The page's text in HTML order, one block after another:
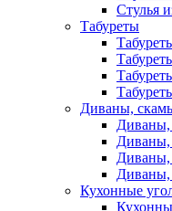
Стулья
Табуреты
Диваны,
Диваны,
Диваны,
Диваны,
Диваны,
Кухонные